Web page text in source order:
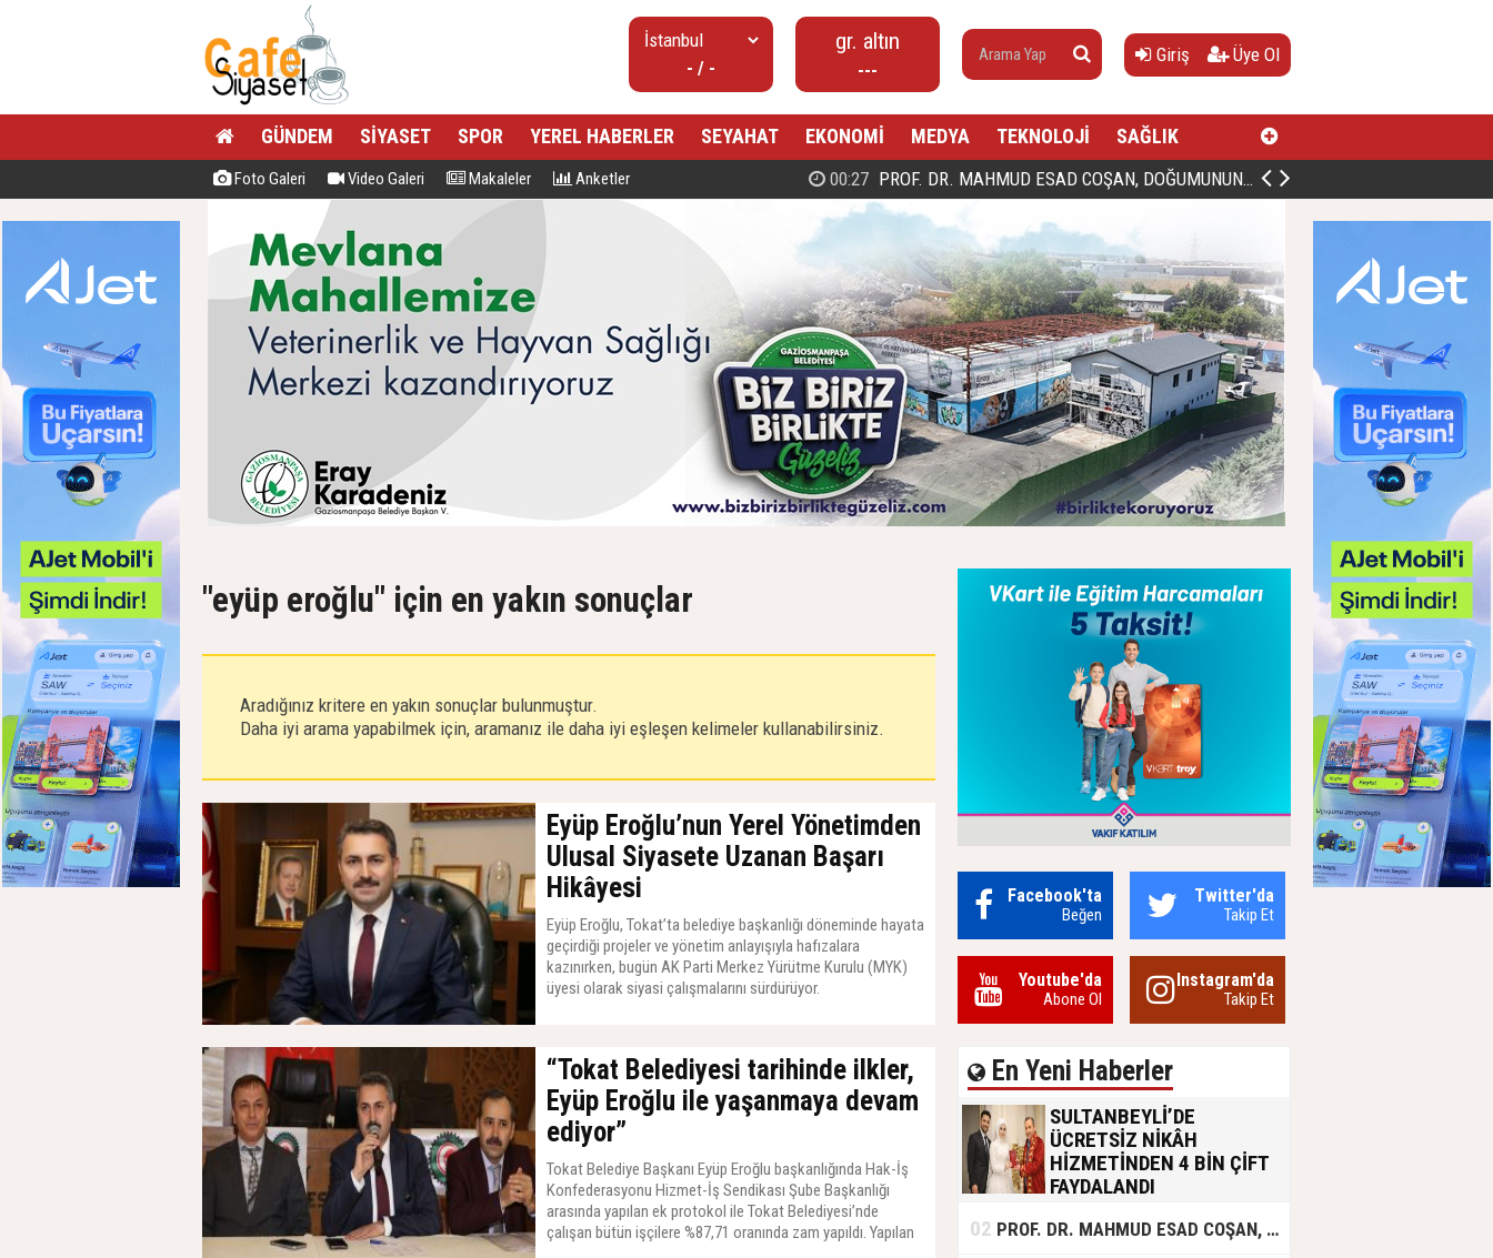
- / -
gr. altın
---
Giriş Üye Ol
GÜNDEM SİYASET SPOR YEREL HABERLER SEYAHAT EKONOMİ MEDYA TEKNOLOJİ SAĞLIK
Foto Galeri Video Galeri Makaleler Anketler 00:27 PROF. DR. MAHMUD ESAD COŞAN, DOĞUMUNUN HİCRÎ 91. YILINDA ELAZIĞ'DA YÂD EDİLECEK
"eyüp eroğlu" için en yakın sonuçlar
Aradığınız kritere en yakın sonuçlar bulunmuştur.
Daha iyi arama yapabilmek için, aramanız ile daha iyi eşleşen kelimeler kullanabilirsiniz.
Eyüp Eroğlu’nun Yerel Yönetimden
Ulusal Siyasete Uzanan Başarı
Hikâyesi
Eyüp Eroğlu, Tokat’ta belediye başkanlığı döneminde hayata
geçirdiği projeler ve yönetim anlayışıyla hafızalara
kazınırken, bugün AK Parti Merkez Yürütme Kurulu (MYK)
üyesi olarak siyasi çalışmalarını sürdürüyor.
“Tokat Belediyesi tarihinde ilkler,
Eyüp Eroğlu ile yaşanmaya devam
ediyor”
Tokat Belediye Başkanı Eyüp Eroğlu başkanlığında Hak-İş
Konfederasyonu Hizmet-İş Sendikası Şube Başkanlığı
arasında yapılan ek protokol ile Tokat Belediyesi’nde
çalışan bütün işçilere %87,71 oranında zam yapıldı. Yapılan
Facebook'ta
Beğen
Twitter'da
Takip Et
Youtube'da
Abone Ol
Instagram'da
Takip Et
En Yeni Haberler
SULTANBEYLİ’DE
ÜCRETSİZ NİKÂH
HİZMETİNDEN 4 BİN ÇİFT
FAYDALANDI
olan gençlere destek amacıyla
başlattığı ücretsiz nikâh hizmetini
02 PROF. DR. MAHMUD ESAD COŞAN, DOĞUMUNUN HİCRÎ 91. YILINDA ELAZIĞ'DA YÂD EDİLECEK